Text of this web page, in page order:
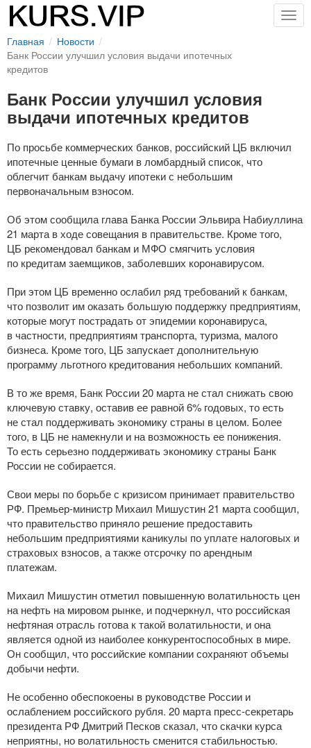
Главная
Новости
Банк России улучшил условия выдачи ипотечных
кредитов
Банк России улучшил условия
выдачи ипотечных кредитов
По просьбе коммерческих банков, российский ЦБ включил
ипотечные ценные бумаги в ломбардный список, что
облегчит банкам выдачу ипотеки с небольшим
первоначальным взносом.
Об этом сообщила глава Банка России Эльвира Набиуллина
21 марта в ходе совещания в правительстве. Кроме того,
ЦБ рекомендовал банкам и МФО смягчить условия
по кредитам заемщиков, заболевших коронавирусом.
При этом ЦБ временно ослабил ряд требований к банкам,
что позволит им оказать большую поддержку предприятиям,
которые могут пострадать от эпидемии коронавируса,
в частности, предприятиям транспорта, туризма, малого
бизнеса. Кроме того, ЦБ запускает дополнительную
программу льготного кредитования небольших компаний.
В то же время, Банк России 20 марта не стал снижать свою
ключевую ставку, оставив ее равной 6% годовых, то есть
не стал поддерживать экономику страны в целом. Более
того, в ЦБ не намекнули и на возможность ее понижения.
То есть серьезно поддерживать экономику страны Банк
России не собирается.
Свои меры по борьбе с кризисом принимает правительство
РФ. Премьер-министр Михаил Мишустин 21 марта сообщил,
что правительство приняло решение предоставить
небольшим предприятиями каникулы по уплате налоговых и
страховых взносов, а также отсрочку по арендным
платежам.
Михаил Мишустин отметил повышенную волатильность цен
на нефть на мировом рынке, и подчеркнул, что российская
нефтяная отрасль готова к такой волатильности, и она
является одной из наиболее конкурентоспособных в мире.
Он сообщил, что российские компании сохраняют объемы
добычи нефти.
Не особенно обеспокоены в руководстве России и
ослаблением российского рубля. 20 марта пресс-секретарь
президента РФ Дмитрий Песков сказал, что скачки курса
неприятны, но волатильность сменится стабильностью.